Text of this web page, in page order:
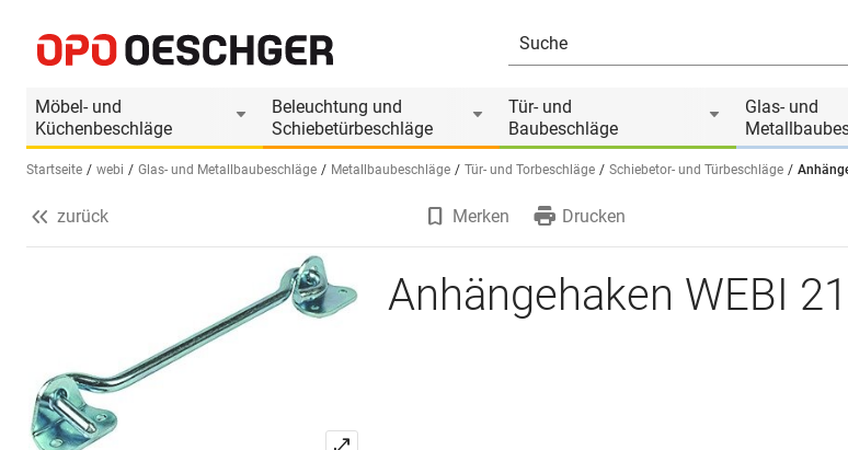
Möbel- und
Küchenbeschläge
Beleuchtung und
Schiebetürbeschläge
Tür- und
Baubeschläge
Glas- und
Sprache wählen (DE)
Startseite webi Glas- und Metallbaubeschläge Metallbaubeschläge Tür- und Torbeschläge Schiebetor- und Türbeschläge
Produktinformationen
Produkt ist Zubehör von
zurück Merken Drucken
Anhängehaken WEBI